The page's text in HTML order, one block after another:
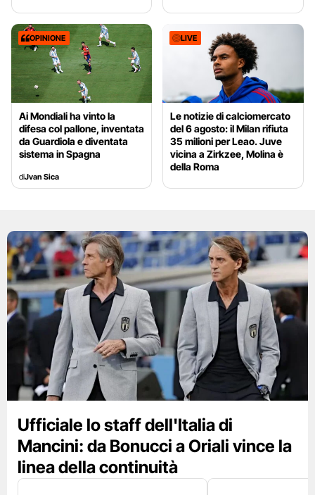
OPINIONE
Ai Mondiali ha vinto la
difesa col pallone, inventata
da Guardiola e diventata
sistema in Spagna
diJvan Sica
LIVE
Le notizie di calciomercato
del 6 agosto: il Milan rifiuta
35 milioni per Leao. Juve
vicina a Zirkzee, Molina è
della Roma
Ufficiale lo staff dell'Italia di
Mancini: da Bonucci a Oriali vince la
linea della continuità